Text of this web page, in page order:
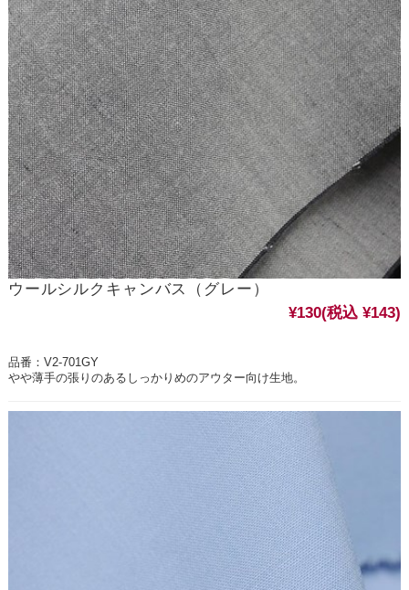
ウールシルクキャンバス（グレー）
¥130(税込 ¥143)
品番：V2-701GY
やや薄手の張りのあるしっかりめのアウター向け生地。